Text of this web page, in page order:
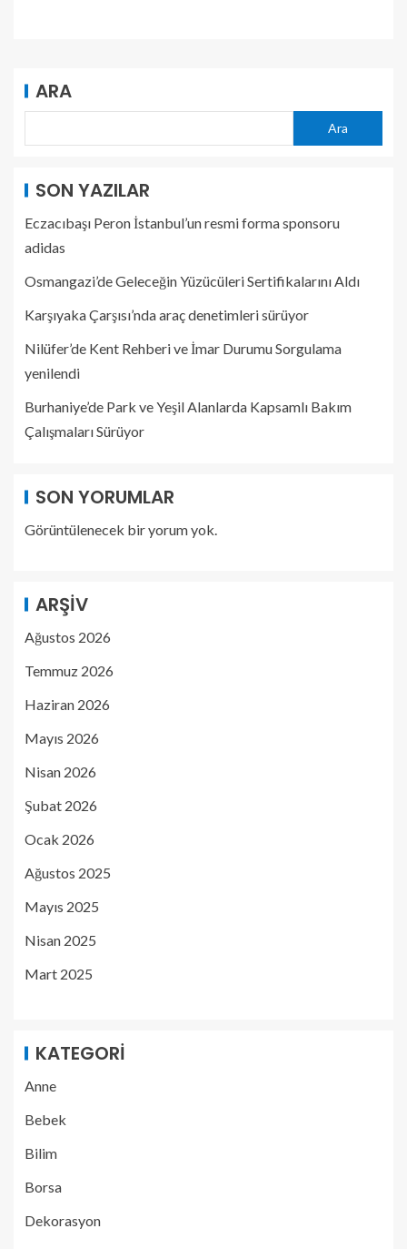
ARA
Ara
SON YAZILAR
Eczacıbaşı Peron İstanbul’un resmi forma sponsoru
adidas
Osmangazi’de Geleceğin Yüzücüleri Sertifikalarını Aldı
Karşıyaka Çarşısı’nda araç denetimleri sürüyor
Nilüfer’de Kent Rehberi ve İmar Durumu Sorgulama
yenilendi
Burhaniye’de Park ve Yeşil Alanlarda Kapsamlı Bakım
Çalışmaları Sürüyor
SON YORUMLAR
Görüntülenecek bir yorum yok.
ARŞIV
Ağustos 2026
Temmuz 2026
Haziran 2026
Mayıs 2026
Nisan 2026
Şubat 2026
Ocak 2026
Ağustos 2025
Mayıs 2025
Nisan 2025
Mart 2025
KATEGORI
Anne
Bebek
Bilim
Borsa
Dekorasyon